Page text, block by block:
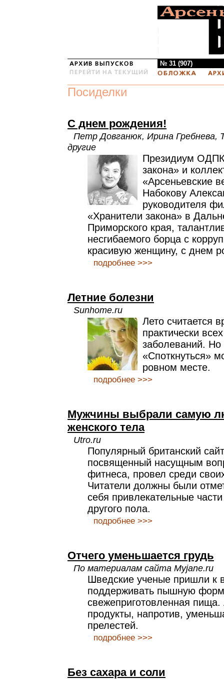
№ 31 (907)
Посиделки
С днем рождения!
Петр Довганюк, Ирина Гребнева,
другие
Президиум
закона» и
«Арсеньевские
Набокову
руководителя
«Хранители закона» в
Приморского края,
несгибаемого борца с
красивую женщину, с днем
подробнее >>>
Летние болезни
Sunhome.ru
Лето считается
практически
заболеваний. Но
«Споткнуться»
ровном месте.
подробнее >>>
Мужчины выбрали самую
женского тела
Utro.ru
Популярный британский
посвященный насущным
фитнеса, провел среди
Читатели должны были
себя привлекательные
другого пола.
подробнее >>>
Отчего уменьшается грудь
По материалам сайта Myjane.ru
Шведские ученые пришли к
поддерживать пышную
свежеприготовленная пища.
продукты, напротив,
прелестей.
подробнее >>>
Без сахара и соли